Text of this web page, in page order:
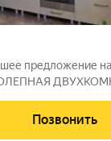
предложение
оформлен аванс,
Вы можете
Позвонить